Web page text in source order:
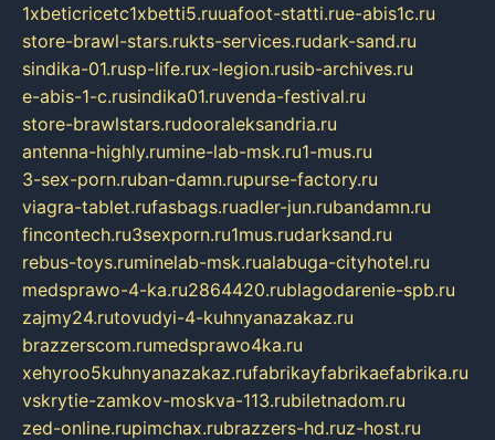
1xbeticricetc1xbetti5.ruuafoot-statti.rue-abis1c.ru
store-brawl-stars.rukts-services.rudark-sand.ru
sindika-01.rusp-life.rux-legion.rusib-archives.ru
e-abis-1-c.rusindika01.ruvenda-festival.ru
store-brawlstars.rudooraleksandria.ru
antenna-highly.rumine-lab-msk.ru1-mus.ru
3-sex-porn.ruban-damn.rupurse-factory.ru
viagra-tablet.rufasbags.ruadler-jun.rubandamn.ru
fincontech.ru3sexporn.ru1mus.rudarksand.ru
rebus-toys.ruminelab-msk.rualabuga-cityhotel.ru
medsprawo-4-ka.ru2864420.rublagodarenie-spb.ru
zajmy24.rutovudyi-4-kuhnyanazakaz.ru
brazzerscom.rumedsprawo4ka.ru
xehyroo5kuhnyanazakaz.rufabrikayfabrikaefabrika.ru
vskrytie-zamkov-moskva-113.rubiletnadom.ru
zed-online.rupimchax.rubrazzers-hd.ruz-host.ru